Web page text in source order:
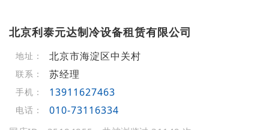
北京利泰元达制冷设备租赁有限公司
地址： 北京市海淀区中关村
联系： 苏经理
手机： 13911627463
电话： 010-73116334